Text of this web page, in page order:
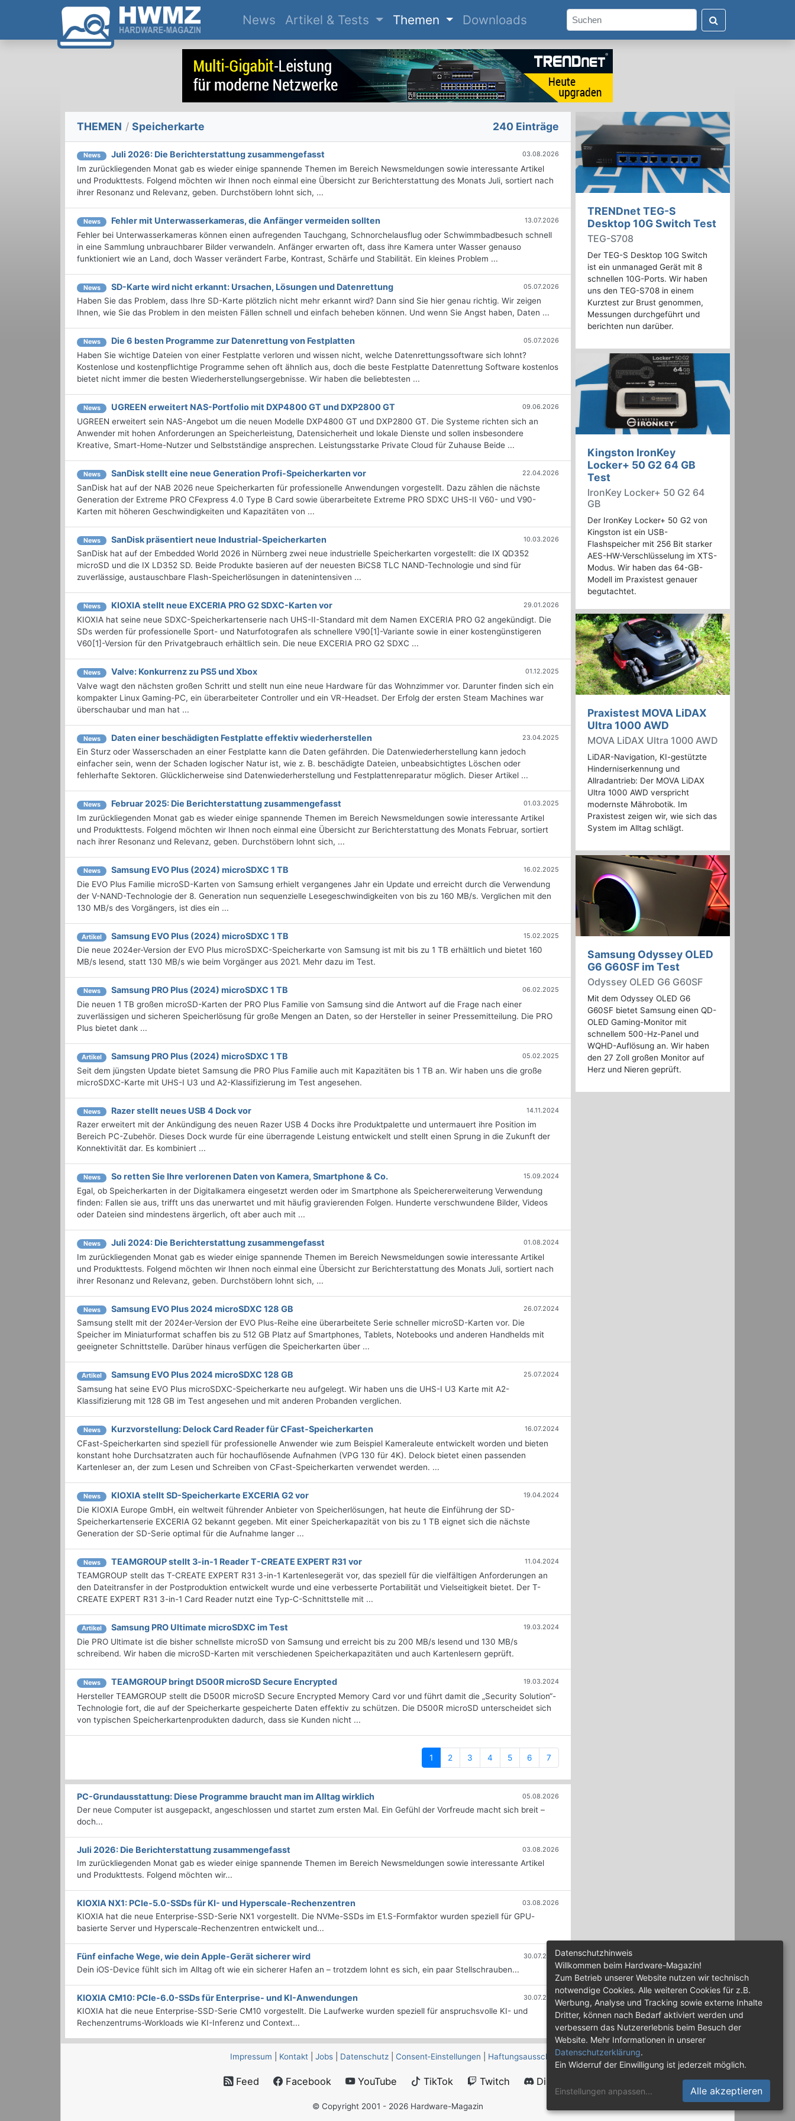
News(current)
Artikel & Tests Themen Downloads
THEMEN / Speicherkarte 240 Einträge
News Juli 2026: Die Bericht­erstattung zusammengefasst 03.08.2026
Im zurückliegenden Monat gab es wieder einige spannende Themen im Bereich Newsmeldungen sowie interessante Artikel
und Produkttests. Folgend möchten wir Ihnen noch einmal eine Übersicht zur Berichterstattung des Monats Juli, sortiert nach
ihrer Resonanz und Relevanz, geben. Durchstöbern lohnt sich, ...
News Fehler mit Unterwasserkameras, die Anfänger vermeiden sollten 13.07.2026
Fehler bei Unterwasserkameras können einen aufregenden Tauchgang, Schnorchelausflug oder Schwimmbadbesuch schnell
in eine Sammlung unbrauchbarer Bilder verwandeln. Anfänger erwarten oft, dass ihre Kamera unter Wasser genauso
funktioniert wie an Land, doch Wasser verändert Farbe, Kontrast, Schärfe und Stabilität. Ein kleines Problem ...
News SD-Karte wird nicht erkannt: Ursachen, Lösungen und Datenrettung 05.07.2026
Haben Sie das Problem, dass Ihre SD-Karte plötzlich nicht mehr erkannt wird? Dann sind Sie hier genau richtig. Wir zeigen
Ihnen, wie Sie das Problem in den meisten Fällen schnell und einfach beheben können. Und wenn Sie Angst haben, Daten ...
News Die 6 besten Programme zur Datenrettung von Festplatten 05.07.2026
Haben Sie wichtige Dateien von einer Festplatte verloren und wissen nicht, welche Datenrettungssoftware sich lohnt?
Kostenlose und kostenpflichtige Programme sehen oft ähnlich aus, doch die beste Festplatte Datenrettung Software kostenlos
bietet nicht immer die besten Wiederherstellungsergebnisse. Wir haben die beliebtesten ...
News UGREEN erweitert NAS-Portfolio mit DXP4800 GT und DXP2800 GT 09.06.2026
UGREEN erweitert sein NAS-Angebot um die neuen Modelle DXP4800 GT und DXP2800 GT. Die Systeme richten sich an
Anwender mit hohen Anforderungen an Speicherleistung, Datensicherheit und lokale Dienste und sollen insbesondere
Kreative, Smart-Home-Nutzer und Selbstständige ansprechen. Leistungsstarke Private Cloud für Zuhause Beide ...
News SanDisk stellt eine neue Generation Profi-Speicherkarten vor 22.04.2026
SanDisk hat auf der NAB 2026 neue Speicherkarten für professionelle Anwendungen vorgestellt. Dazu zählen die nächste
Generation der Extreme PRO CFexpress 4.0 Type B Card sowie überarbeitete Extreme PRO SDXC UHS-II V60- und V90-
Karten mit höheren Geschwindigkeiten und Kapazitäten von ...
News SanDisk präsentiert neue Industrial-Speicherkarten 10.03.2026
SanDisk hat auf der Embedded World 2026 in Nürnberg zwei neue industrielle Speicherkarten vorgestellt: die IX QD352
microSD und die IX LD352 SD. Beide Produkte basieren auf der neuesten BiCS8 TLC NAND-Technologie und sind für
zuverlässige, austauschbare Flash-Speicherlösungen in datenintensiven ...
News KIOXIA stellt neue EXCERIA PRO G2 SDXC-Karten vor 29.01.2026
KIOXIA hat seine neue SDXC-Speicherkartenserie nach UHS-II-Standard mit dem Namen EXCERIA PRO G2 angekündigt. Die
SDs werden für professionelle Sport- und Naturfotografen als schnellere V90[1]-Variante sowie in einer kostengünstigeren
V60[1]-Version für den Privatgebrauch erhältlich sein. Die neue EXCERIA PRO G2 SDXC ...
News Valve: Konkurrenz zu PS5 und Xbox 01.12.2025
Valve wagt den nächsten großen Schritt und stellt nun eine neue Hardware für das Wohnzimmer vor. Darunter finden sich ein
kompakter Linux Gaming-PC, ein überarbeiteter Controller und ein VR-Headset. Der Erfolg der ersten Steam Machines war
überschaubar und man hat ...
News Daten einer beschädigten Festplatte effektiv wiederherstellen 23.04.2025
Ein Sturz oder Wasserschaden an einer Festplatte kann die Daten gefährden. Die Datenwiederherstellung kann jedoch
einfacher sein, wenn der Schaden logischer Natur ist, wie z. B. beschädigte Dateien, unbeabsichtigtes Löschen oder
fehlerhafte Sektoren. Glücklicherweise sind Datenwiederherstellung und Festplattenreparatur möglich. Dieser Artikel ...
News Februar 2025: Die Bericht­erstattung zusammengefasst 01.03.2025
Im zurückliegenden Monat gab es wieder einige spannende Themen im Bereich Newsmeldungen sowie interessante Artikel
und Produkttests. Folgend möchten wir Ihnen noch einmal eine Übersicht zur Berichterstattung des Monats Februar, sortiert
nach ihrer Resonanz und Relevanz, geben. Durchstöbern lohnt sich, ...
News Samsung EVO Plus (2024) microSDXC 1 TB 16.02.2025
Die EVO Plus Familie microSD-Karten von Samsung erhielt vergangenes Jahr ein Update und erreicht durch die Verwendung
der V-NAND-Technologie der 8. Generation nun sequenzielle Lesegeschwindigkeiten von bis zu 160 MB/s. Verglichen mit den
130 MB/s des Vorgängers, ist dies ein ...
Artikel Samsung EVO Plus (2024) microSDXC 1 TB 15.02.2025
Die neue 2024er-Version der EVO Plus microSDXC-Speicherkarte von Samsung ist mit bis zu 1 TB erhältlich und bietet 160
MB/s lesend, statt 130 MB/s wie beim Vorgänger aus 2021. Mehr dazu im Test.
News Samsung PRO Plus (2024) microSDXC 1 TB 06.02.2025
Die neuen 1 TB großen microSD-Karten der PRO Plus Familie von Samsung sind die Antwort auf die Frage nach einer
zuverlässigen und sicheren Speicherlösung für große Mengen an Daten, so der Hersteller in seiner Pressemitteilung. Die PRO
Plus bietet dank ...
Artikel Samsung PRO Plus (2024) microSDXC 1 TB 05.02.2025
Seit dem jüngsten Update bietet Samsung die PRO Plus Familie auch mit Kapazitäten bis 1 TB an. Wir haben uns die große
microSDXC-Karte mit UHS-I U3 und A2-Klassifizierung im Test angesehen.
News Razer stellt neues USB 4 Dock vor 14.11.2024
Razer erweitert mit der Ankündigung des neuen Razer USB 4 Docks ihre Produktpalette und untermauert ihre Position im
Bereich PC-Zubehör. Dieses Dock wurde für eine überragende Leistung entwickelt und stellt einen Sprung in die Zukunft der
Konnektivität dar. Es kombiniert ...
News So retten Sie Ihre verlorenen Daten von Kamera, Smartphone & Co. 15.09.2024
Egal, ob Speicherkarten in der Digitalkamera eingesetzt werden oder im Smartphone als Speichererweiterung Verwendung
finden: Fallen sie aus, trifft uns das unerwartet und mit häufig gravierenden Folgen. Hunderte verschwundene Bilder, Videos
oder Dateien sind mindestens ärgerlich, oft aber auch mit ...
News Juli 2024: Die Bericht­erstattung zusammengefasst 01.08.2024
Im zurückliegenden Monat gab es wieder einige spannende Themen im Bereich Newsmeldungen sowie interessante Artikel
und Produkttests. Folgend möchten wir Ihnen noch einmal eine Übersicht zur Berichterstattung des Monats Juli, sortiert nach
ihrer Resonanz und Relevanz, geben. Durchstöbern lohnt sich, ...
News Samsung EVO Plus 2024 microSDXC 128 GB 26.07.2024
Samsung stellt mit der 2024er-Version der EVO Plus-Reihe eine überarbeitete Serie schneller microSD-Karten vor. Die
Speicher im Miniaturformat schaffen bis zu 512 GB Platz auf Smartphones, Tablets, Notebooks und anderen Handhelds mit
geeigneter Schnittstelle. Darüber hinaus verfügen die Speicherkarten über ...
Artikel Samsung EVO Plus 2024 microSDXC 128 GB 25.07.2024
Samsung hat seine EVO Plus microSDXC-Speicherkarte neu aufgelegt. Wir haben uns die UHS-I U3 Karte mit A2-
Klassifizierung mit 128 GB im Test angesehen und mit anderen Probanden verglichen.
News Kurzvorstellung: Delock Card Reader für CFast-Speicherkarten 16.07.2024
CFast-Speicherkarten sind speziell für professionelle Anwender wie zum Beispiel Kameraleute entwickelt worden und bieten
konstant hohe Durchsatzraten auch für hochauflösende Aufnahmen (VPG 130 für 4K). Delock bietet einen passenden
Kartenleser an, der zum Lesen und Schreiben von CFast-Speicherkarten verwendet werden. ...
News KIOXIA stellt SD-Speicherkarte EXCERIA G2 vor 19.04.2024
Die KIOXIA Europe GmbH, ein weltweit führender Anbieter von Speicherlösungen, hat heute die Einführung der SD-
Speicherkartenserie EXCERIA G2 bekannt gegeben. Mit einer Speicherkapazität von bis zu 1 TB eignet sich die nächste
Generation der SD-Serie optimal für die Aufnahme langer ...
News TEAMGROUP stellt 3-in-1 Reader T-CREATE EXPERT R31 vor 11.04.2024
TEAMGROUP stellt das T-CREATE EXPERT R31 3-in-1 Kartenlesegerät vor, das speziell für die vielfältigen Anforderungen an
den Dateitransfer in der Postproduktion entwickelt wurde und eine verbesserte Portabilität und Vielseitigkeit bietet. Der T-
CREATE EXPERT R31 3-in-1 Card Reader nutzt eine Typ-C-Schnittstelle mit ...
Artikel Samsung PRO Ultimate microSDXC im Test 19.03.2024
Die PRO Ultimate ist die bisher schnellste microSD von Samsung und erreicht bis zu 200 MB/s lesend und 130 MB/s
schreibend. Wir haben die microSD-Karten mit verschiedenen Speicherkapazitäten und auch Kartenlesern geprüft.
News TEAMGROUP bringt D500R microSD Secure Encrypted 19.03.2024
Hersteller TEAMGROUP stellt die D500R microSD Secure Encrypted Memory Card vor und führt damit die „Security Solution“-
Technologie fort, die auf der Speicherkarte gespeicherte Daten effektiv zu schützen. Die D500R microSD unterscheidet sich
von typischen Speicherkartenprodukten dadurch, dass sie Kunden nicht ...
1 (current)
2 3 4 5 6 7
PC-Grundausstattung: Diese Programme braucht man im Alltag wirklich 05.08.2026
Der neue Computer ist ausgepackt, angeschlossen und startet zum ersten Mal. Ein Gefühl der Vorfreude macht sich breit –
doch...
Juli 2026: Die Bericht­erstattung zusammengefasst 03.08.2026
Im zurückliegenden Monat gab es wieder einige spannende Themen im Bereich Newsmeldungen sowie interessante Artikel
und Produkttests. Folgend möchten wir...
KIOXIA NX1: PCIe-5.0-SSDs für KI- und Hyperscale-Rechenzentren 03.08.2026
KIOXIA hat die neue Enterprise-SSD-Serie NX1 vorgestellt. Die NVMe-SSDs im E1.S-Formfaktor wurden speziell für GPU-
basierte Server und Hyperscale-Rechenzentren entwickelt und...
Fünf einfache Wege, wie dein Apple-Gerät sicherer wird 30.07.2026
Dein iOS-Device fühlt sich im Alltag oft wie ein sicherer Hafen an – trotzdem lohnt es sich, ein paar Stellschrauben...
KIOXIA CM10: PCIe-6.0-SSDs für Enterprise- und KI-Anwendungen 30.07.2026
KIOXIA hat die neue Enterprise-SSD-Serie CM10 vorgestellt. Die Laufwerke wurden speziell für anspruchsvolle KI- und
Rechenzentrums-Workloads wie KI-Inferenz und Context...
TRENDnet TEG-S
Desktop 10G Switch Test
TEG-S708
Der TEG-S Desktop 10G Switch
ist ein unmanaged Gerät mit 8
schnellen 10G-Ports. Wir haben
uns den TEG-S708 in einem
Kurztest zur Brust genommen,
Messungen durchgeführt und
berichten nun darüber.
Kingston IronKey
Locker+ 50 G2 64 GB
Test
IronKey Locker+ 50 G2 64
GB
Der IronKey Locker+ 50 G2 von
Kingston ist ein USB-
Flashspeicher mit 256 Bit starker
AES-HW-Verschlüsselung im XTS-
Modus. Wir haben das 64-GB-
Modell im Praxistest genauer
begutachtet.
Praxistest MOVA LiDAX
Ultra 1000 AWD
MOVA LiDAX Ultra 1000 AWD
LiDAR-Navigation, KI-gestützte
Hinderniserkennung und
Allradantrieb: Der MOVA LiDAX
Ultra 1000 AWD verspricht
modernste Mährobotik. Im
Praxistest zeigen wir, wie sich das
System im Alltag schlägt.
Samsung Odyssey OLED
G6 G60SF im Test
Odyssey OLED G6 G60SF
Mit dem Odyssey OLED G6
G60SF bietet Samsung einen QD-
OLED Gaming-Monitor mit
schnellem 500-Hz-Panel und
WQHD-Auflösung an. Wir haben
den 27 Zoll großen Monitor auf
Herz und Nieren geprüft.
Impressum Kontakt Jobs Datenschutz Consent‑Einstellungen Haftungsausschluss
Feed Facebook YouTube TikTok Twitch Discord
© Copyright 2001 - 2026 Hardware-Magazin
Datenschutzhinweis
Willkommen beim Hardware-Magazin!
Zum Betrieb unserer Website nutzen wir technisch
notwendige Cookies. Alle weiteren Cookies für z.B.
Werbung, Analyse und Tracking sowie externe Inhalte
Dritter, können nach Bedarf aktiviert werden und
verbessern das Nutzererlebnis beim Besuch der
Website. Mehr Informationen in unserer
Datenschutzerklärung.
Ein Widerruf der Einwilligung ist jederzeit möglich.
Einstellungen anpassen... Alle akzeptieren